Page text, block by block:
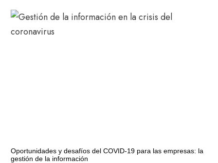
Oportunidades y desafíos del COVID-19 para las empresas: la
gestión de la información